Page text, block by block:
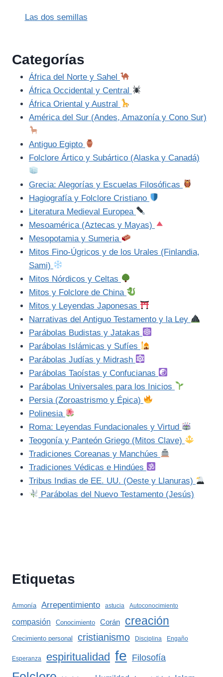
Las dos semillas
Categorías
África del Norte y Sahel
África Occidental y Central
África Oriental y Austral
América del Sur (Andes, Amazonía y Cono Sur)
Antiguo Egipto
Folclore Ártico y Subártico (Alaska y Canadá)
Grecia: Alegorías y Escuelas Filosóficas
Hagiografía y Folclore Cristiano
Literatura Medieval Europea
Mesoamérica (Aztecas y Mayas)
Mesopotamia y Sumeria
Mitos Fino-Úgricos y de los Urales (Finlandia,
Sami)
Mitos Nórdicos y Celtas
Mitos y Folclore de China
Mitos y Leyendas Japonesas
Narrativas del Antiguo Testamento y la Ley
Parábolas Budistas y Jatakas
Parábolas Islámicas y Sufíes
Parábolas Judías y Midrash
Parábolas Taoístas y Confucianas
Parábolas Universales para los Inicios
Persia (Zoroastrismo y Épica)
Polinesia
Roma: Leyendas Fundacionales y Virtud
Teogonía y Panteón Griego (Mitos Clave)
Tradiciones Coreanas y Manchúes
Tradiciones Védicas e Hindúes
Tribus Indias de EE. UU. (Oeste y Llanuras)
Parábolas del Nuevo Testamento (Jesús)
Etiquetas
Armonía Arrepentimiento astucia Autoconocimiento
compasión Conocimiento Corán creación
Crecimiento personal cristianismo Disciplina Engaño
Esperanza espiritualidad fe Filosofía